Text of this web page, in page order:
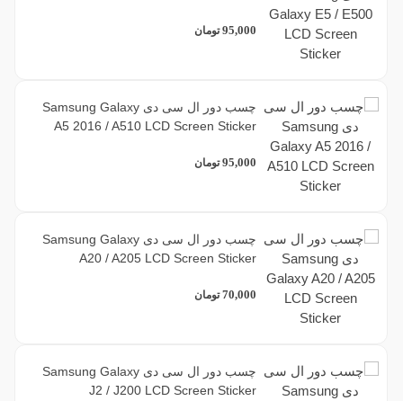
95,000 تومان
چسب دور ال سی دی Samsung Galaxy
A5 2016 / A510 LCD Screen Sticker
95,000 تومان
چسب دور ال سی دی Samsung Galaxy
A20 / A205 LCD Screen Sticker
70,000 تومان
چسب دور ال سی دی Samsung Galaxy
J2 / J200 LCD Screen Sticker